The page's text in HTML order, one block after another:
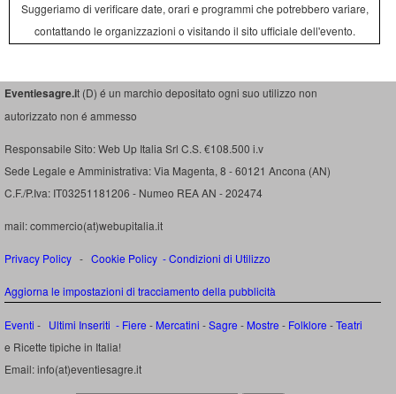
Suggeriamo di verificare date, orari e programmi che potrebbero variare,
contattando le organizzazioni o visitando il sito ufficiale dell'evento.
Eventiesagre.it (D) é un marchio depositato ogni suo utilizzo non
autorizzato non é ammesso
Responsabile Sito: Web Up Italia Srl C.S. €108.500 i.v
Sede Legale e Amministrativa: Via Magenta, 8 - 60121 Ancona (AN)
C.F./P.Iva: IT03251181206 - Numeo REA AN - 202474
mail: commercio(at)webupitalia.it
Privacy Policy - Cookie Policy -Condizioni di Utilizzo
Aggiorna le impostazioni di tracciamento della pubblicità
Eventi - Ultimi Inseriti - Fiere - Mercatini -Sagre - Mostre - Folklore -Teatri
e Ricette tipiche in Italia!
Email: info(at)eventiesagre.it